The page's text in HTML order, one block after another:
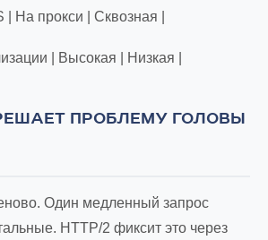
| На прокси | Сквозная |
| Высокая | Низкая |
ПРОБЛЕМУ ГОЛОВЫ
Один медленный запрос
HTTP/2 фиксит это через